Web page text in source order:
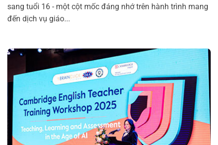
sang tuổi 16 - một cột mốc đáng nhớ trên hành trình mang
đến dịch vụ giáo...